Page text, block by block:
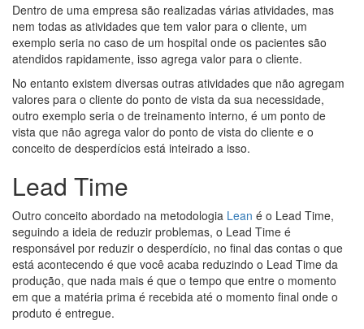
Dentro de uma empresa são realizadas várias atividades, mas
nem todas as atividades que tem valor para o cliente, um
exemplo seria no caso de um hospital onde os pacientes são
atendidos rapidamente, isso agrega valor para o cliente.
No entanto existem diversas outras atividades que não agregam
valores para o cliente do ponto de vista da sua necessidade,
outro exemplo seria o de treinamento interno, é um ponto de
vista que não agrega valor do ponto de vista do cliente e o
conceito de desperdícios está inteirado a isso.
Lead Time
Outro conceito abordado na metodologia Lean é o Lead Time,
seguindo a ideia de reduzir problemas, o Lead Time é
responsável por reduzir o desperdício, no final das contas o que
está acontecendo é que você acaba reduzindo o Lead Time da
produção, que nada mais é que o tempo que entre o momento
em que a matéria prima é recebida até o momento final onde o
produto é entregue.